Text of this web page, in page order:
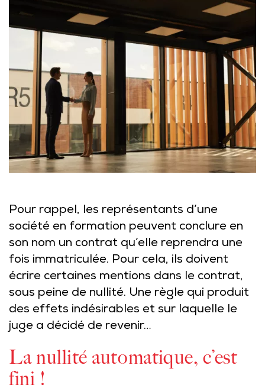
Pour rappel, les représentants d’une
société en formation peuvent conclure en
son nom un contrat qu’elle reprendra une
fois immatriculée. Pour cela, ils doivent
écrire certaines mentions dans le contrat,
sous peine de nullité. Une règle qui produit
des effets indésirables et sur laquelle le
juge a décidé de revenir…
La nullité automatique, c’est
fini !